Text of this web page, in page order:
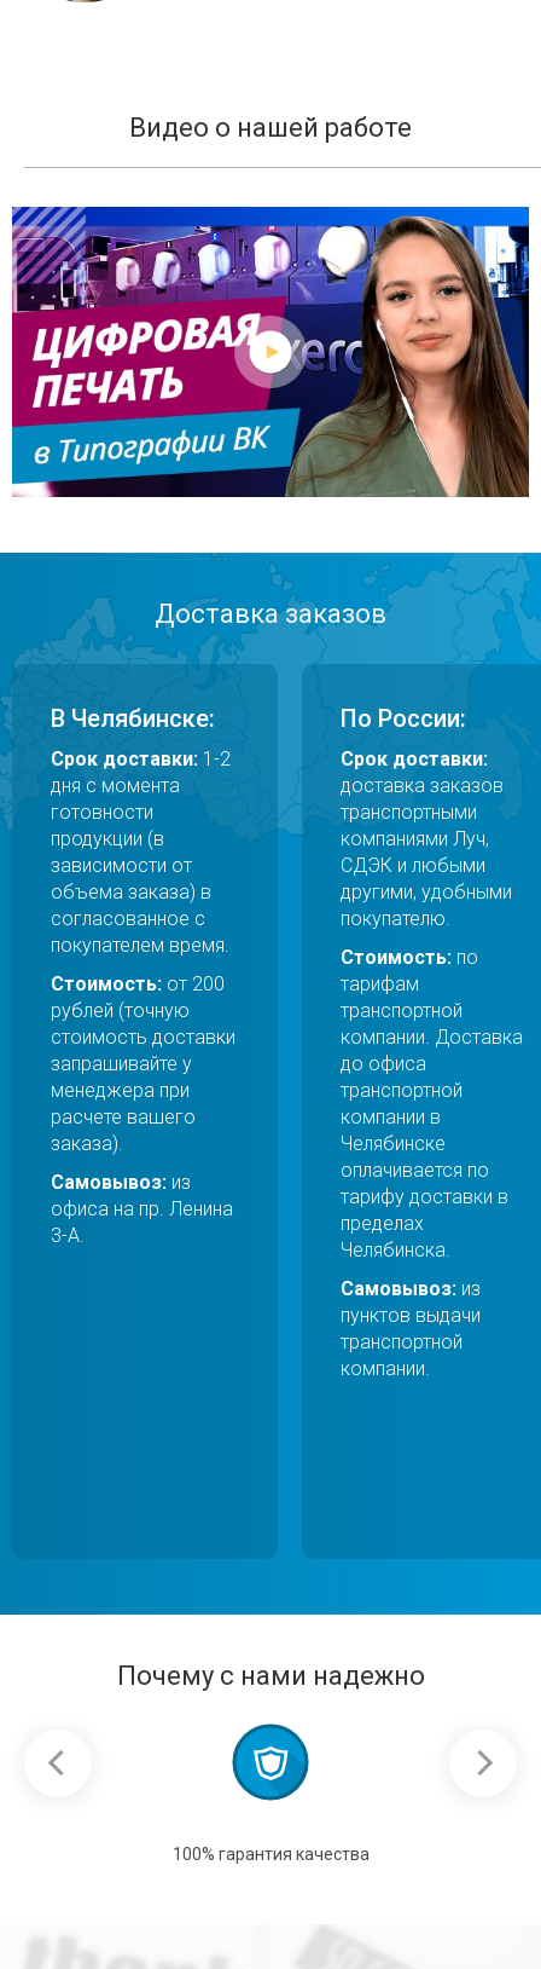
Видео о нашей работе
Доставка заказов
В Челябинске:
Срок доставки: 1-2
дня с момента
готовности
продукции (в
зависимости от
объема заказа) в
согласованное с
покупателем время.
Стоимость: от 200
рублей (точную
стоимость доставки
запрашивайте у
менеджера при
расчете вашего
заказа).
Самовывоз: из
офиса на пр. Ленина
3-А.
По России:
Срок доставки:
доставка заказов
транспортными
компаниями Луч,
СДЭК и любыми
другими, удобными
покупателю.
Стоимость: по
тарифам
транспортной
компании. Доставка
до офиса
транспортной
компании в
Челябинске
оплачивается по
тарифу доставки в
пределах
Челябинска.
Самовывоз: из
пунктов выдачи
транспортной
компании.
Почему с нами надежно
100% гарантия качества